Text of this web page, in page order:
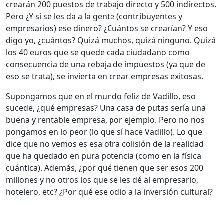
crearán 200 puestos de trabajo directo y 500 indirectos.
Pero ¿Y si se les da a la gente (contribuyentes y
empresarios) ese dinero? ¿Cuántos se crearían? Y eso
digo yo, ¿cuántos? Quizá muchos, quizá ninguno. Quizá
los 40 euros que se quede cada ciudadano como
consecuencia de una rebaja de impuestos (ya que de
eso se trata), se invierta en crear empresas exitosas.
Supongamos que en el mundo feliz de Vadillo, eso
sucede, ¿qué empresas? Una casa de putas sería una
buena y rentable empresa, por ejemplo. Pero no nos
pongamos en lo peor (lo que sí hace Vadillo). Lo que
dice que no vemos es esa otra colisión de la realidad
que ha quedado en pura potencia (como en la física
cuántica). Además, ¿por qué tienen que ser esos 200
millones y no otros los que se les dé al empresario,
hotelero, etc? ¿Por qué ese odio a la inversión cultural?